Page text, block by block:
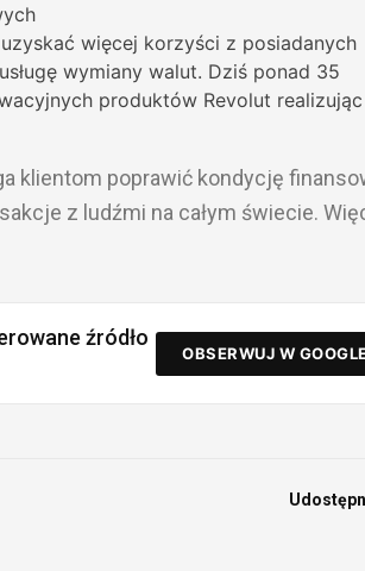
więcej korzyści z posiadanych
wymiany walut. Dziś ponad 35
produktów Revolut realizując
klientom poprawić kondycję
z ludźmi na całym świecie.
źródło
OBSERWUJ W